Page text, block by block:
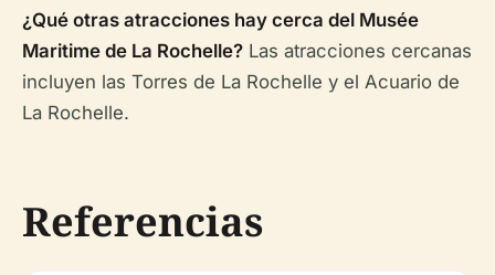
¿Qué otras atracciones hay cerca del Musée
Maritime de La Rochelle? Las atracciones cercanas
incluyen las Torres de La Rochelle y el Acuario de
La Rochelle.
Referencias